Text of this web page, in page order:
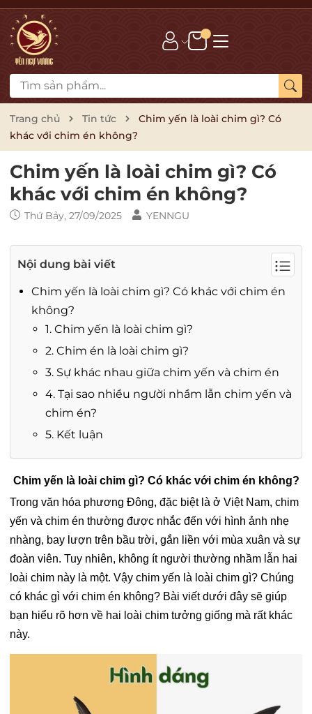
Trang chủ Tin tức
Chim yến là loài chim gì? Có
khác với chim én không?
Chim yến là loài chim gì? Có
khác với chim én không?
Thứ Bảy, 27/09/2025 YENNGU
Nội dung bài viết
Chim yến là loài chim gì? Có khác với chim én
không?
1. Chim yến là loài chim gì?
2. Chim én là loài chim gì?
3. Sự khác nhau giữa chim yến và chim én
4. Tại sao nhiều người nhầm lẫn chim yến và
chim én?
5. Kết luận
Chim yến là loài chim gì? Có khác với chim én không?
Trong văn hóa phương Đông, đặc biệt là ở Việt Nam, chim
yến và chim én thường được nhắc đến với hình ảnh nhẹ
nhàng, bay lượn trên bầu trời, gắn liền với mùa xuân và sự
đoàn viên. Tuy nhiên, không ít người thường nhầm lẫn hai
loài chim này là một. Vậy chim yến là loài chim gì? Chúng
có khác gì với chim én không? Bài viết dưới đây sẽ giúp
bạn hiểu rõ hơn về hai loài chim tưởng giống mà rất khác
này.